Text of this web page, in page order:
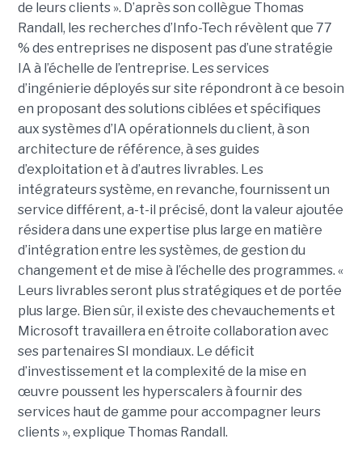
de leurs clients ». D’après son collègue Thomas
Randall, les recherches d’Info-Tech révèlent que 77
% des entreprises ne disposent pas d’une stratégie
IA à l’échelle de l’entreprise. Les services
d’ingénierie déployés sur site répondront à ce besoin
en proposant des solutions ciblées et spécifiques
aux systèmes d’IA opérationnels du client, à son
architecture de référence, à ses guides
d’exploitation et à d’autres livrables. Les
intégrateurs système, en revanche, fournissent un
service différent, a-t-il précisé, dont la valeur ajoutée
résidera dans une expertise plus large en matière
d’intégration entre les systèmes, de gestion du
changement et de mise à l’échelle des programmes. «
Leurs livrables seront plus stratégiques et de portée
plus large. Bien sûr, il existe des chevauchements et
Microsoft travaillera en étroite collaboration avec
ses partenaires SI mondiaux. Le déficit
d’investissement et la complexité de la mise en
œuvre poussent les hyperscalers à fournir des
services haut de gamme pour accompagner leurs
clients », explique Thomas Randall.